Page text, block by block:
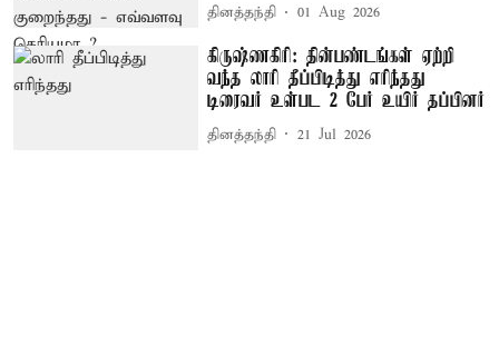
தினத்தந்தி 01 Aug 2026
கிருஷ்ணகிரி: தின்பண்டங்கள் ஏற்றி
வந்த லாரி தீப்பிடித்து எரிந்தது
டிரைவர் உள்பட 2 பேர் உயிர் தப்பினர்
தினத்தந்தி 21 Jul 2026